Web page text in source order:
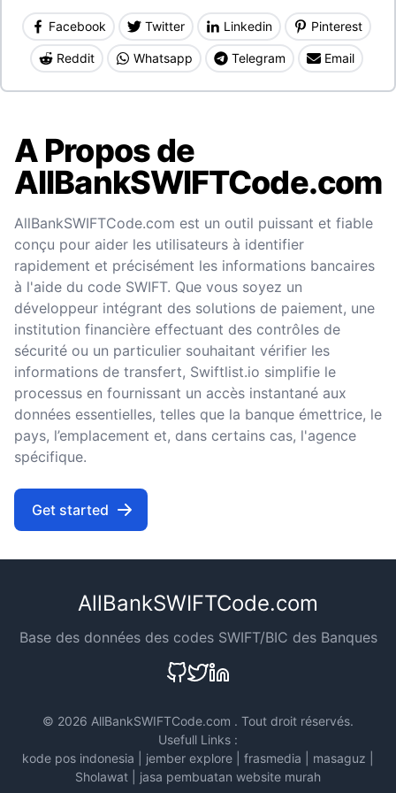
Facebook Twitter Linkedin Pinterest
Reddit Whatsapp Telegram Email
A Propos de
AllBankSWIFTCode.com
AllBankSWIFTCode.com est un outil puissant et fiable
conçu pour aider les utilisateurs à identifier
rapidement et précisément les informations bancaires
à l'aide du code SWIFT. Que vous soyez un
développeur intégrant des solutions de paiement, une
institution financière effectuant des contrôles de
sécurité ou un particulier souhaitant vérifier les
informations de transfert, Swiftlist.io simplifie le
processus en fournissant un accès instantané aux
données essentielles, telles que la banque émettrice, le
pays, l’emplacement et, dans certains cas, l'agence
spécifique.
Get started
AllBankSWIFTCode.com
Base des données des codes SWIFT/BIC des Banques
© 2026 AllBankSWIFTCode.com . Tout droit réservés.
Usefull Links :
kode pos indonesia
jember explore frasmedia masaguz
Sholawat
jasa pembuatan website murah